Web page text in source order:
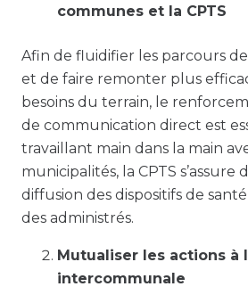
communes et la CPTS
Afin de fluidifier les parcours de
et de faire remonter plus
besoins du terrain, le
de communication direct est
travaillant main dans la main
municipalités, la CPTS s’assure
diffusion des dispositifs de
des administrés.
Mutualiser les actions à
intercommunale